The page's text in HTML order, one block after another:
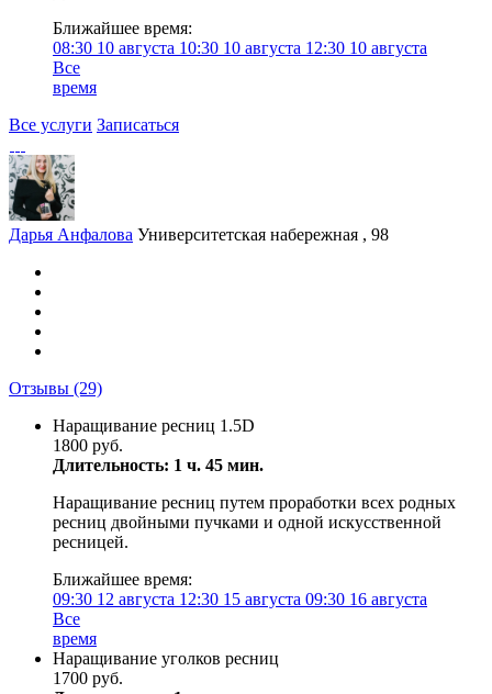
Ближайшее время:
08:30 10 августа 10:30 10 августа 12:30 10 августа
Все
время
Все услуги Записаться
Дарья Анфалова Университетская набережная , 98
Отзывы (29)
Наращивание ресниц 1.5D
1800 руб.
Длительность: 1 ч. 45 мин.
Наращивание ресниц путем проработки всех родных
ресниц двойными пучками и одной искусственной
ресницей.
Ближайшее время:
09:30 12 августа 12:30 15 августа 09:30 16 августа
Все
время
Наращивание уголков ресниц
1700 руб.